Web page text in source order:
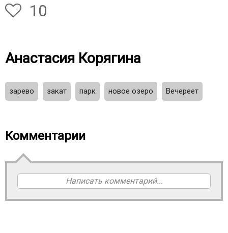
10
Анастасия Корягина
зарево закат парк новое озеро Вечереет
Комментарии
Написать комментарий...